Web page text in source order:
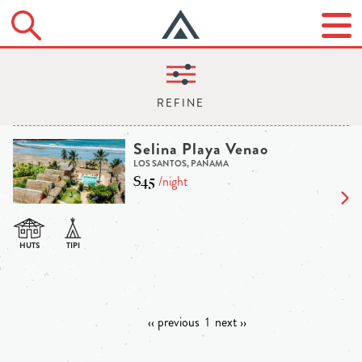
Selina Playa Venao
LOS SANTOS, PANAMA
$45/night
‹‹ previous 1 next ››